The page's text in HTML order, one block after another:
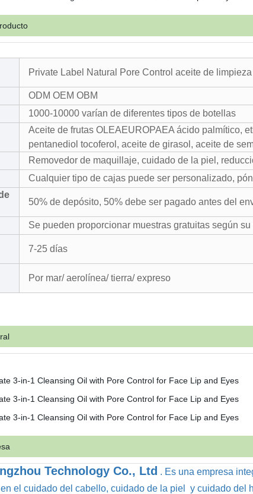
Private Label Natural Pore Control aceite de
ODM OEM OBM
1000-10000 varían de diferentes tipos de botellas
Aceite de frutas OLEAEUROPAEA ácido palmítico,
pentanediol tocoferol, aceite de girasol, aceite de
Removedor de maquillaje, cuidado de la piel,
Cualquier tipo de cajas puede ser personalizado,
50% de depósito, 50% debe ser pagado antes del
Se pueden proporcionar muestras gratuitas según su
7-25 días
Por mar/ aerolínea/ tierra/ expreso
Technology Co., Ltd . Es una empresa
el cuidado del cabello, cuidado de la piel y cuidado del